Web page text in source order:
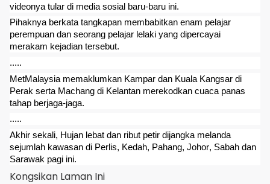
videonya tular di media sosial baru-baru ini.
Pihaknya berkata tangkapan membabitkan enam pelajar
perempuan dan seorang pelajar lelaki yang dipercayai
merakam kejadian tersebut.
.....
MetMalaysia memaklumkan Kampar dan Kuala Kangsar di
Perak serta Machang di Kelantan merekodkan cuaca panas
tahap berjaga-jaga.
.....
Akhir sekali, Hujan lebat dan ribut petir dijangka melanda
sejumlah kawasan di Perlis, Kedah, Pahang, Johor, Sabah dan
Sarawak pagi ini.
Kongsikan Laman Ini